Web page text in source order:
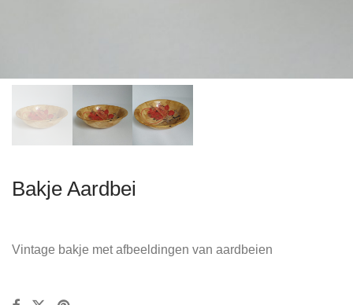
Bakje Aardbei
Vintage bakje met afbeeldingen van aardbeien